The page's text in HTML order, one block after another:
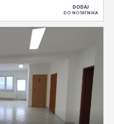
DODAJ
DO NOTATNIKA